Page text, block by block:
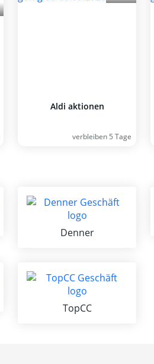
Aldi aktionen
verbleiben 5 Tage
Denner
TopCC